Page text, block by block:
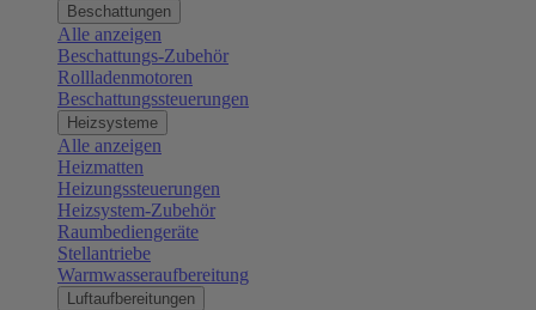
Beschattungen
Alle anzeigen
Beschattungs-Zubehör
Rollladenmotoren
Beschattungssteuerungen
Heizsysteme
Alle anzeigen
Heizmatten
Heizungssteuerungen
Heizsystem-Zubehör
Raumbediengeräte
Stellantriebe
Warmwasseraufbereitung
Luftaufbereitungen